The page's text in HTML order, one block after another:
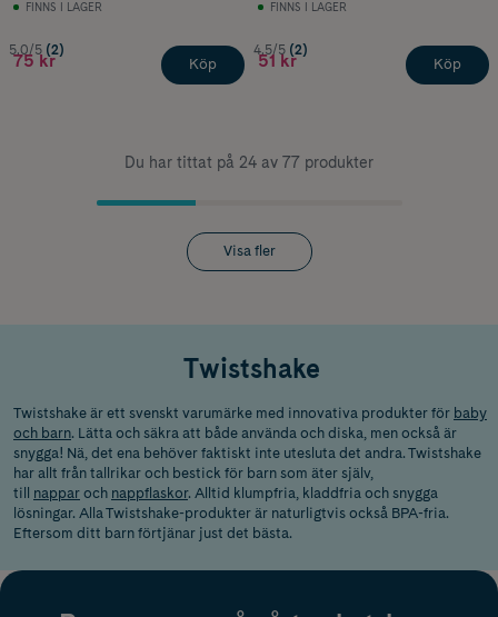
FINNS I LAGER
5.0/5 (2)
75 kr Köp
FINNS I LAGER
4.5/5 (2)
51 kr Köp
Du har tittat på 24 av 77 produkter
Visa fler
Twistshake
Twistshake är ett svenskt varumärke med innovativa produkter för baby
och barn. Lätta och säkra att både använda och diska, men också är
snygga! Nä, det ena behöver faktiskt inte utesluta det andra. Twistshake
har allt från tallrikar och bestick för barn som äter själv,
till nappar och nappflaskor. Alltid klumpfria, kladdfria och snygga
lösningar. Alla Twistshake-produkter är naturligtvis också BPA-fria.
Eftersom ditt barn förtjänar just det bästa.